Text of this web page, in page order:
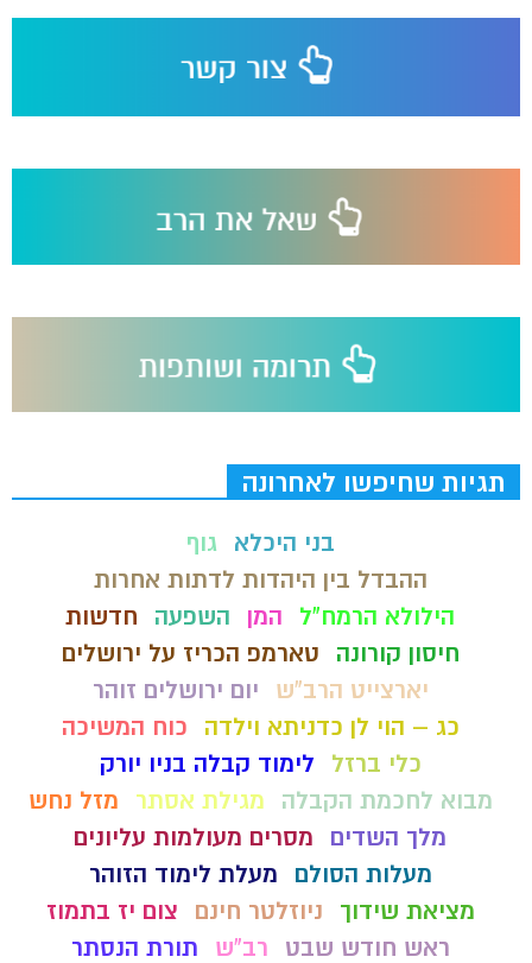
תגיות שחיפשו לאחרונה
בני היכלא
גוף
ההבדל בין היהדות לדתות אחרות
הילולא הרמח"ל
המן השפעה
חדשות
חיסון קורונה
טארמפ הכריז על ירושלים
יארצייט הרב"ש
יום ירושלים זוהר
כג – הוי לן כדניתא וילדה
כוח המשיכה
כלי ברזל
לימוד קבלה בניו יורק
מבוא לחכמת הקבלה
מגילת אסתר
מזל נחש
מלך השדים
מסרים מעולמות עליונים
מעלות הסולם
מעלת לימוד הזוהר
מציאת שידוך
ניוזלטר חינם
צום יז בתמוז
ראש חודש שבט
רב"ש
תורת הנסתר